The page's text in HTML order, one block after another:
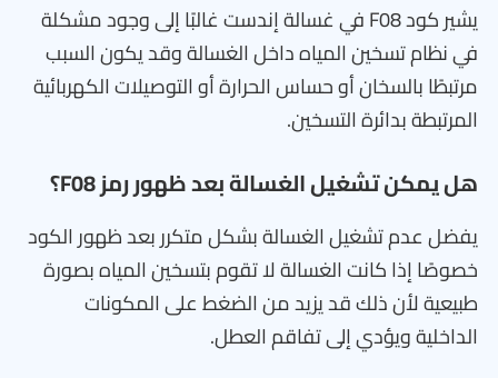
يشير كود F08 في غسالة إندست غالبًا إلى وجود مشكلة
في نظام تسخين المياه داخل الغسالة وقد يكون السبب
مرتبطًا بالسخان أو حساس الحرارة أو التوصيلات الكهربائية
المرتبطة بدائرة التسخين.
هل يمكن تشغيل الغسالة بعد ظهور رمز F08؟
يفضل عدم تشغيل الغسالة بشكل متكرر بعد ظهور الكود
خصوصًا إذا كانت الغسالة لا تقوم بتسخين المياه بصورة
طبيعية لأن ذلك قد يزيد من الضغط على المكونات
الداخلية ويؤدي إلى تفاقم العطل.